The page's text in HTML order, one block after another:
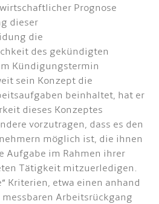
Prognose
dieser
die
des gekündigten
Kündigungstermin
sein Konzept die
beinhaltet, hat er
dieses Konzeptes
vorzutragen, dass es den
möglich ist, die ihnen
Aufgabe im Rahmen ihrer
Tätigkeit mitzuerledigen.
Kriterien, etwa einen anhand
Arbeitsrückgang